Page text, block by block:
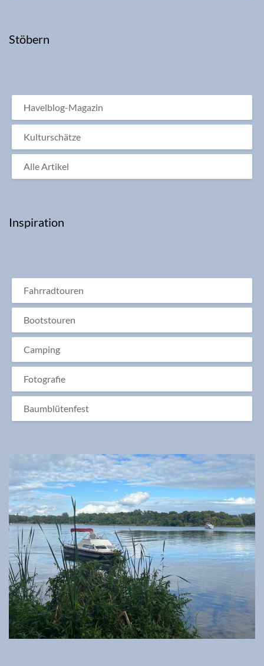
Stöbern
Havelblog-Magazin
Kulturschätze
Alle Artikel
Inspiration
Fahrradtouren
Bootstouren
Camping
Fotografie
Baumblütenfest